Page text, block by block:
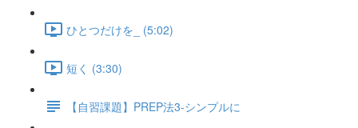
ひとつだけを_ (5:02)
短く (3:30)
【自習課題】PREP法3-シンプルに